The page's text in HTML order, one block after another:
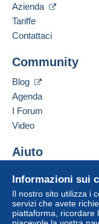
Informazioni sui
Il nostro sito utilizza i
servizi che avete
piattaforma, ricordare
Azienda
Tariffe
Contattaci
Community
Blog
Agenda
I Forum
Video
Aiuto
Acquistare su
Vendere su Delcampe
Un sito sicuro